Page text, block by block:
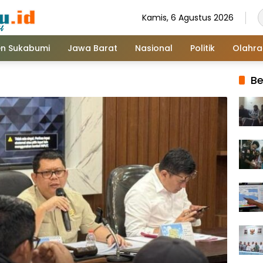
Kamis, 6 Agustus 2026
Sukabumi Jawa Barat Nasional Politik